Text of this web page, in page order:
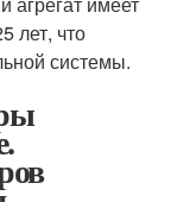
лет, что
системы.